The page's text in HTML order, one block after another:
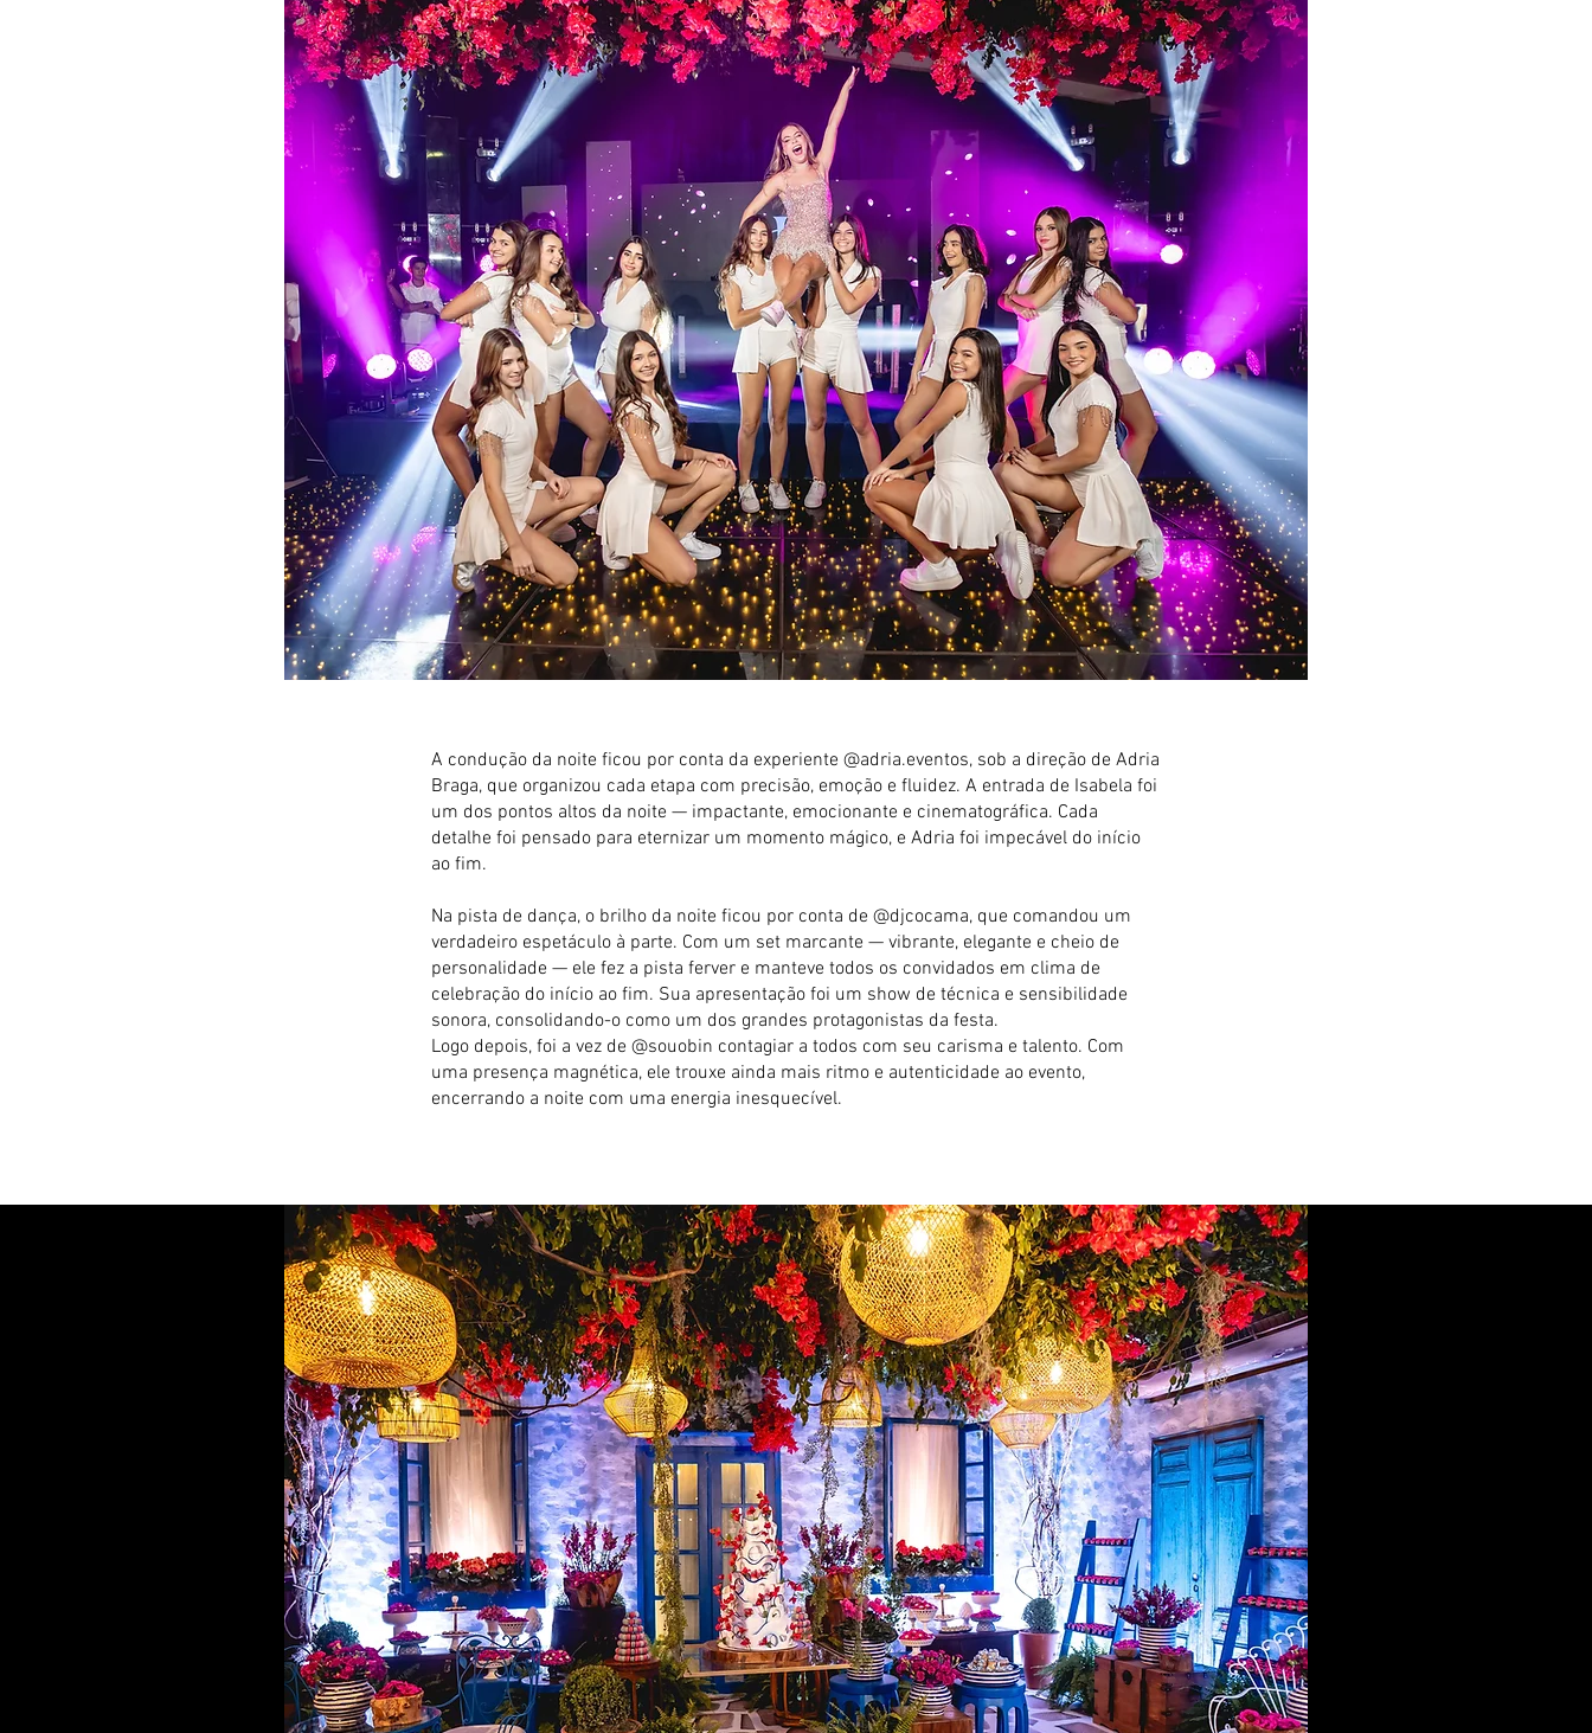
A condução da noite ficou por conta da experiente @adria.eventos, sob a direção de Adria
Braga, que organizou cada etapa com precisão, emoção e fluidez. A entrada de Isabela foi
um dos pontos altos da noite — impactante, emocionante e cinematográfica. Cada
detalhe foi pensado para eternizar um momento mágico, e Adria foi impecável do início
ao fim.
Na pista de dança, o brilho da noite ficou por conta de @djcocama, que comandou um
verdadeiro espetáculo à parte. Com um set marcante — vibrante, elegante e cheio de
personalidade — ele fez a pista ferver e manteve todos os convidados em clima de
celebração do início ao fim. Sua apresentação foi um show de técnica e sensibilidade
sonora, consolidando-o como um dos grandes protagonistas da festa.
Logo depois, foi a vez de @souobin contagiar a todos com seu carisma e talento. Com
uma presença magnética, ele trouxe ainda mais ritmo e autenticidade ao evento,
encerrando a noite com uma energia inesquecível.